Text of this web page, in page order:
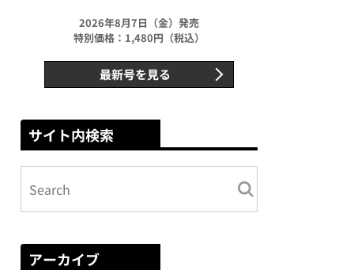
2026年8月7日（金）発売
特別価格：1,480円（税込）
最新号を見る
サイト内検索
アーカイブ